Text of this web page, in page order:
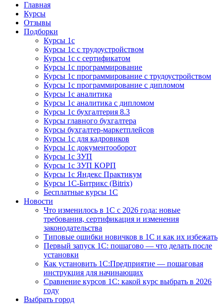
Курсы 1С
Курсы 1С официальная сертификация
Главная
Курсы
Отзывы
Подборки
Курсы 1с
Курсы 1с с трудоустройством
Курсы 1с с сертификатом
Курсы 1с программирование
Курсы 1с программирование с трудоустройством
Курсы 1с программирование с дипломом
Курсы 1с аналитика
Курсы 1с аналитика с дипломом
Курсы 1с бухгалтерия 8.3
Курсы главного бухгалтера
Курсы бухгалтер-маркетплейсов
Курсы 1с для кадровиков
Курсы 1с документооборот
Курсы 1с ЗУП
Курсы 1с ЗУП КОРП
Курсы 1с Яндекс Практикум
Курсы 1С-Битрикс (Bitrix)
Бесплатные курсы 1С
Новости
Что изменилось в 1С с 2026 года: новые
требования, сертификация и изменения
законодательства
Типовые ошибки новичков в 1С и как их избежать
Первый запуск 1С: пошагово — что делать после
установки
Как установить 1С:Предприятие — пошаговая
инструкция для начинающих
Сравнение курсов 1С: какой курс выбрать в 2026
году
Выбрать город